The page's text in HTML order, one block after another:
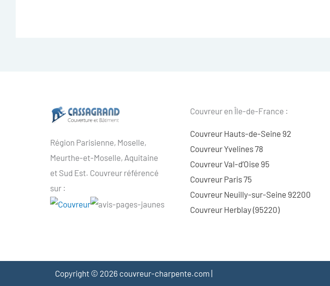
Région Parisienne, Moselle,
Meurthe-et-Moselle, Aquitaine
et Sud Est. Couvreur référencé
sur :
Couvreur en Île-de-France :
Couvreur Hauts-de-Seine 92
Couvreur Yvelines 78
Couvreur Val-d’Oise 95
Couvreur Paris 75
Couvreur Neuilly-sur-Seine 92200
Couvreur Herblay (95220)
Copyright © 2026 couvreur-charpente.com |